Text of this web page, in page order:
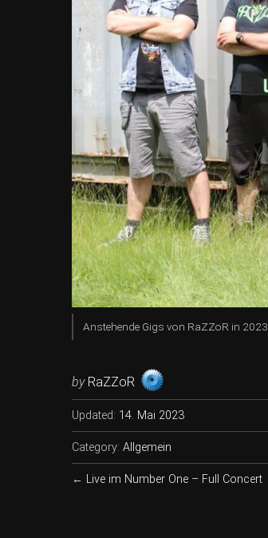
Anstehende Gigs von RaZZoR in 2023
by RaZZoR
Updated: 14. Mai 2023
Category: Allgemein
← Live im Number One – Full Concert